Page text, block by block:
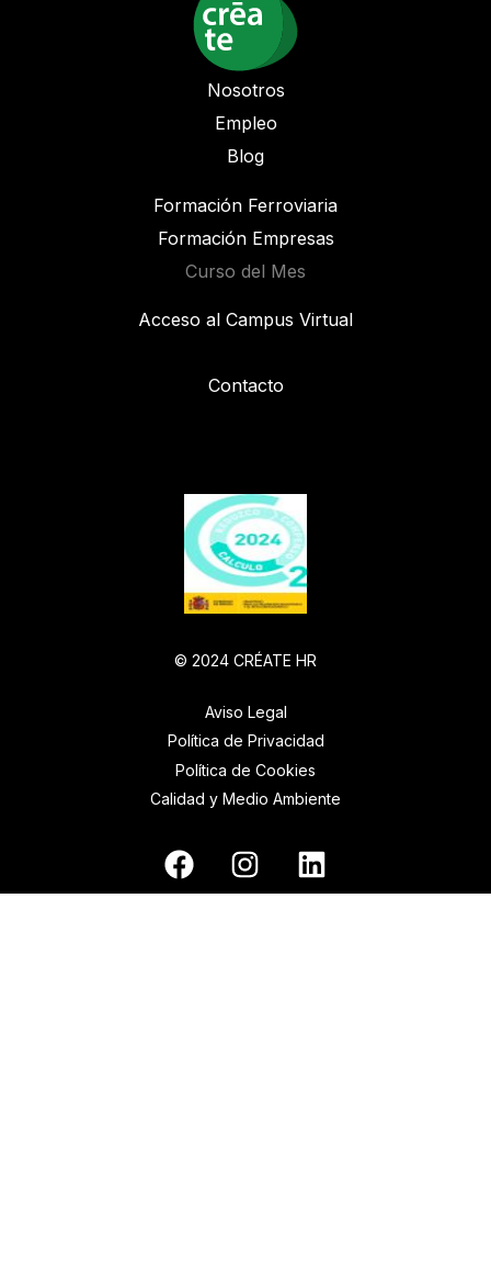
Nosotros
Empleo
Blog
Formación Ferroviaria
Formación Empresas
Curso del Mes
Acceso al Campus Virtual
Contacto
© 2024 CRÉATE HR
Aviso Legal
Política de Privacidad
Política de Cookies
Calidad y Medio Ambiente